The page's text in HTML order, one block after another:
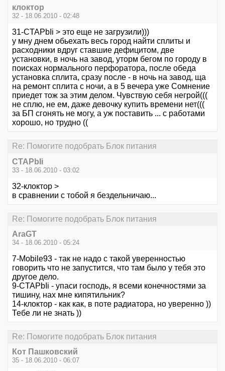
клоктор
32 - 18.06.2010 - 02:48
31-CTAPbIi > это еще не загрузили)))
у мну днем обьехать весь город найти сплиты и
расходники вдруг ставшие дефицитом, две
установки, в ночь на завод, уторм бегом по городу в
поисках нормального перфоратора, после обеда
установка сплита, сразу после - в ночь на завод, ща
на ремонт сплита с ночи, а в 5 вечера уже Сомнение
приедет тож за этим делом. Чувствую себя негрой(((
не сплю, не ем, даже девочку купить времени нет(((
за БП сгонять не могу, а уж поставить ... с работами
хорошо, но трудно ((
Re: Помогите подобрать Блок питания
CTAPbIi
33 - 18.06.2010 - 03:02
32-клоктор >
в сравнении с тобой я бездельничаю...
Re: Помогите подобрать Блок питания
AraGT
34 - 18.06.2010 - 05:24
7-Mobile93 - так не надо с такой уверенностью
говорить что не запустится, что там было у тебя это
другое дело.
9-CTAPbIi - упаси господь, я всеми конечностями за
тишину, нах мне кипятильник?
14-клоктор - как как, в поте радиатора, но уверенно ))
Тебе ли не знать ))
Re: Помогите подобрать Блок питания
Кот Пашковский
35 - 18.06.2010 - 06:07